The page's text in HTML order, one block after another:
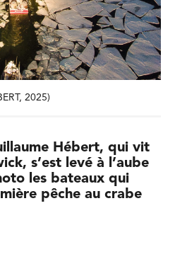
2025)
Hébert, qui vit
s’est levé à l’aube
les bateaux qui
pêche au crabe